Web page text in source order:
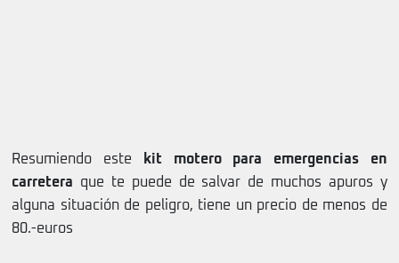
Resumiendo este
kit motero para emergencias en
carretera que te puede de salvar de muchos apuros y
alguna situación de peligro, tiene un precio de menos de
80.-euros